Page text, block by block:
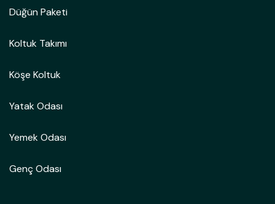
Düğün Paketi
Koltuk Takımı
Köşe Koltuk
Yatak Odası
Yemek Odası
Genç Odası